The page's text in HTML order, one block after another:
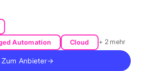
Automation
Cloud + 2 mehr
Zum Anbieter→